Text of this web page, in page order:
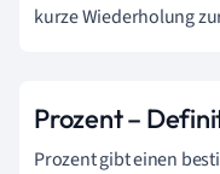
kurze Wiederholung
Prozent –
Prozent gibt einen